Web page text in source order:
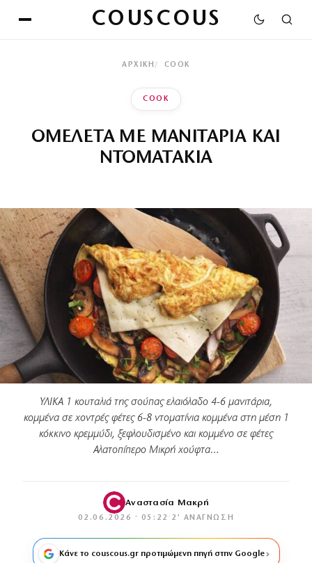
COUSCOUS
ΑΡΧΙΚΉ COOK
COOK
ΟΜΕΛΕΤΑ ΜΕ ΜΑΝΙΤΑΡΙΑ ΚΑΙ
ΝΤΟΜΑΤΑΚΙΑ
ΥΛΙΚΑ 1 κουταλιά της σούπας ελαιόλαδο 4-6 μανιτάρια,
κομμένα σε χοντρές φέτες 6-8 ντοματίνια κομμένα στη μέση 1
κόκκινο κρεμμύδι, ξεφλουδισμένο και κομμένο σε φέτες
Αλατοπίπερο Μικρή χούφτα…
Αναστασία Μακρή
02.06.2026 · 05:22 · 2′ ΑΝΆΓΝΩΣΗ
Κάνε το couscous.gr προτιμώμενη πηγή στην Google